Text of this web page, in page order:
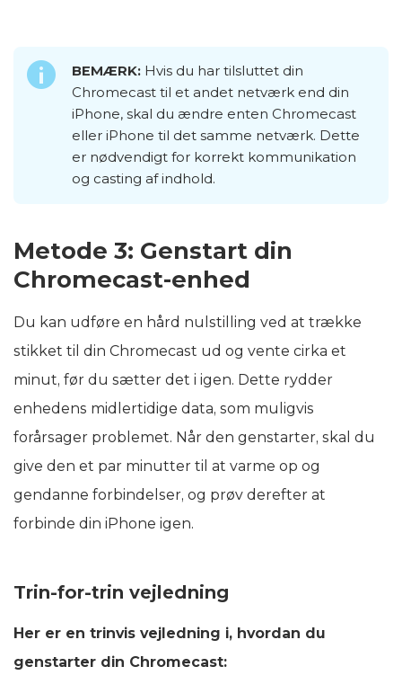
BEMÆRK: Hvis du har tilsluttet din
Chromecast til et andet netværk end din
iPhone, skal du ændre enten Chromecast
eller iPhone til det samme netværk. Dette
er nødvendigt for korrekt kommunikation
og casting af indhold.
Metode 3: Genstart din
Chromecast-enhed
Du kan udføre en hård nulstilling ved at trække
stikket til din Chromecast ud og vente cirka et
minut, før du sætter det i igen. Dette rydder
enhedens midlertidige data, som muligvis
forårsager problemet. Når den genstarter, skal du
give den et par minutter til at varme op og
gendanne forbindelser, og prøv derefter at
forbinde din iPhone igen.
Trin-for-trin vejledning
Her er en trinvis vejledning i, hvordan du
genstarter din Chromecast: